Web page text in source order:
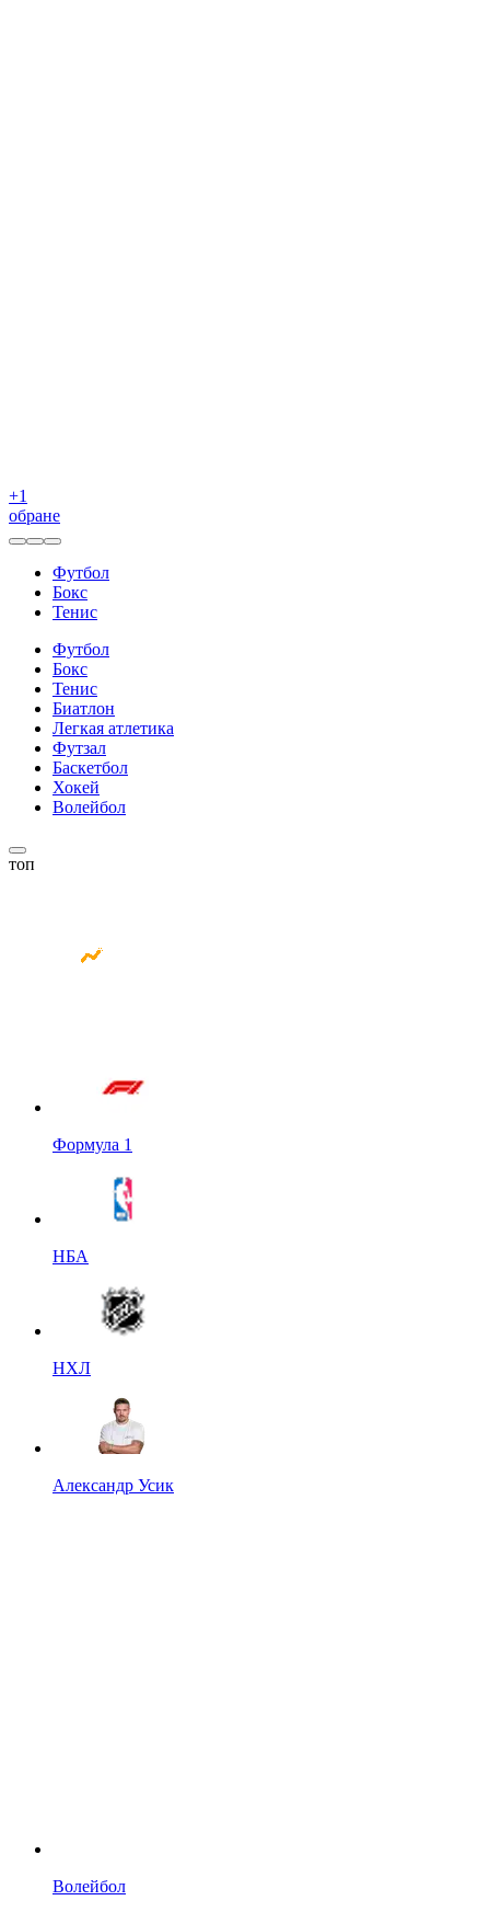
+1
обране
Футбол
Бокс
Тенис
Футбол
Бокс
Тенис
Биатлон
Легкая атлетика
Футзал
Баскетбол
Хокей
Волейбол
топ
Формула 1
НБА
НХЛ
Александр Усик
Волейбол